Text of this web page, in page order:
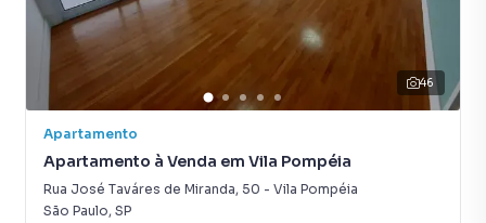
46
Apartamento
Apartamento à Venda em Vila Pompéia
Rua José Taváres de Miranda, 50 - Vila Pompéia
São Paulo, SP